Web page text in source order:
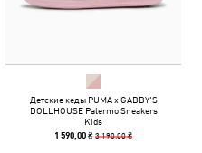
Детские кеды PUMA x GABBY'S
DOLLHOUSE Palermo Sneakers
Kids
1 590,00 ₴3 190,00 ₴